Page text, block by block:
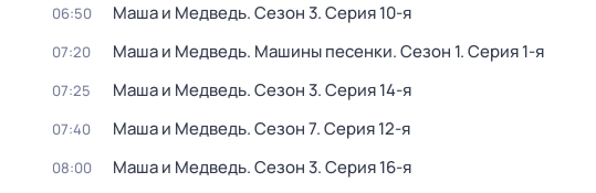
06:50 Маша и Медведь. Сезон 3. Серия 10-я
07:20 Маша и Медведь. Машины песенки. Сезон 1. Серия 1-я
07:25 Маша и Медведь. Сезон 3. Серия 14-я
07:40 Маша и Медведь. Сезон 7. Серия 12-я
08:00 Маша и Медведь. Сезон 3. Серия 16-я